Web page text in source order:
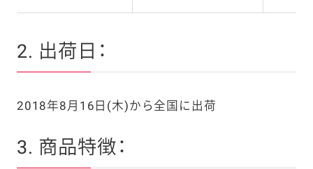
2. 出荷日：
2018年8月16日(木)から全国に出荷
3. 商品特徴：